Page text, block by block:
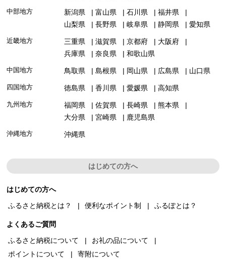
中部地方 新潟県 富山県 石川県
福井県
山梨県
長野県 岐阜県 静岡県 愛知県
近畿地方 三重県 滋賀県 京都府
大阪府
兵庫県
奈良県 和歌山県
中国地方 鳥取県 島根県 岡山県 広島県 山口県
四国地方 徳島県 香川県 愛媛県 高知県
九州地方 福岡県 佐賀県 長崎県
熊本県
大分県
宮崎県 鹿児島県
沖縄地方 沖縄県
はじめての方へ
はじめての方へ
ふるさと納税とは？
便利なポイント制 ふるぽとは？
よくあるご質問
ふるさと納税について
お礼の品について
ポイントについて
寄附について